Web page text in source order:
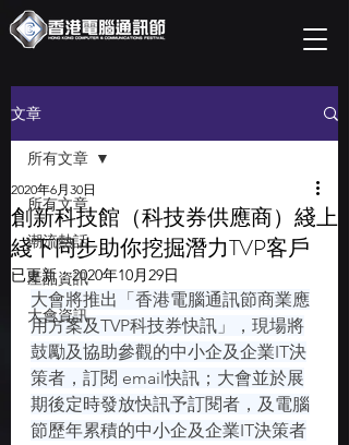
文章
所有文章
潮流熱話
產品資訊
大會資訊
所有文章
創新科技館（科技券供應商）綫上
綫下同步助你挖掘潛力TVP客戶
2020年6月30日
已更新：2020年10月29日
大會將推出「香港電腦通訊節商業應
用方案及TVP科技券快訊」，現場將
鼓勵及協助參觀的中小企及企業IT決
策者，訂閱 email快訊；大會並於展
期後定時發放快訊予訂閱者，及電腦
節歷年累積的中小企及企業IT決策者